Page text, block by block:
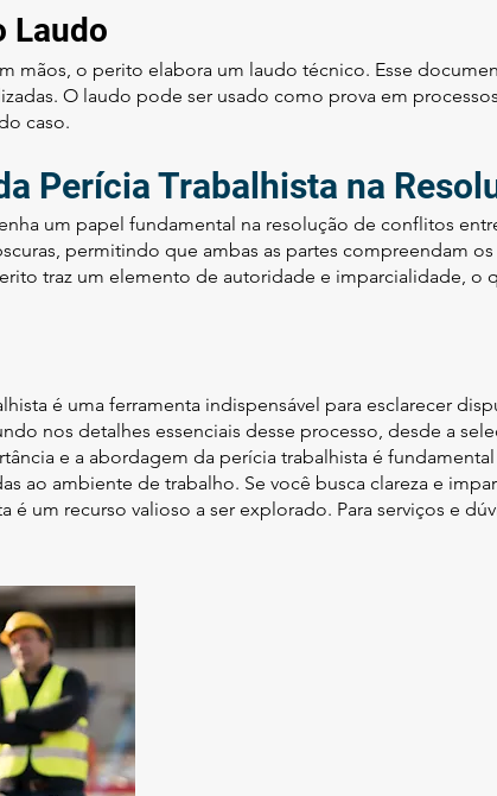
Laudo
mãos, o perito elabora um laudo técnico. Esse
O laudo pode ser usado como prova em
caso.
Perícia Trabalhista na
um papel fundamental na resolução de conflitos
permitindo que ambas as partes compreendam
traz um elemento de autoridade e imparcialidade, o
é uma ferramenta indispensável para esclarecer
nos detalhes essenciais desse processo, desde a
e a abordagem da perícia trabalhista é
ao ambiente de trabalho. Se você busca clareza e
é um recurso valioso a ser explorado. Para serviços e